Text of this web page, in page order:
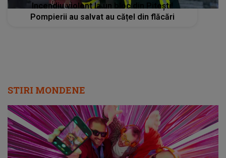
Incendiu violent la un bloc din Pitești!
Pompierii au salvat au cățel din flăcări
STIRI MONDENE